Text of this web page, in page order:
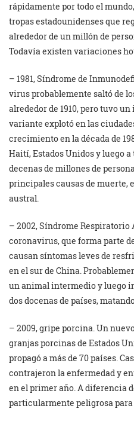
rápidamente por todo el
tropas estadounidenses que
alrededor de un millón de
Todavía existen variaciones
– 1981, Síndrome de
virus probablemente saltó de
alrededor de 1910, pero tuvo
variante explotó en las
crecimiento en la década de
Haití, Estados Unidos y luego
decenas de millones de
principales causas de muerte,
austral.
– 2002, Síndrome Respiratorio
coronavirus, que forma parte
causan síntomas leves de
en el sur de China.
un animal intermedio y luego
dos docenas de países,
– 2009, gripe porcina. Un
granjas porcinas de Estados
propagó a más de 70 países.
contrajeron la enfermedad y
en el primer año. A diferencia
particularmente peligrosa